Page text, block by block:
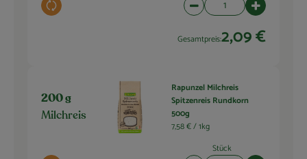
Auswahl ändern Artikelanzahl verringern
Gesamtpreis:2,09 €
200 g
Milchreis
Rapunzel Milchreis
Spitzenreis Rundkorn
500g
7,58 € /1kg
Stück